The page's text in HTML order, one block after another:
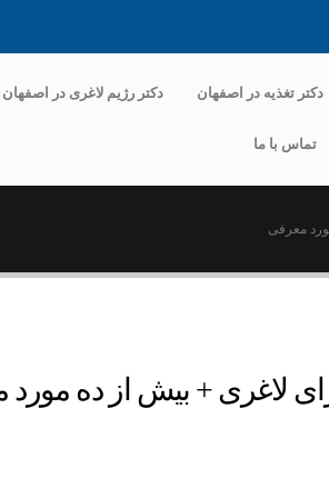
دکتر تغذیه در اصفهان دکتر رژیم لاغری در اصفهان
تماس با ما
معرفی
لاغری + بیش از ده